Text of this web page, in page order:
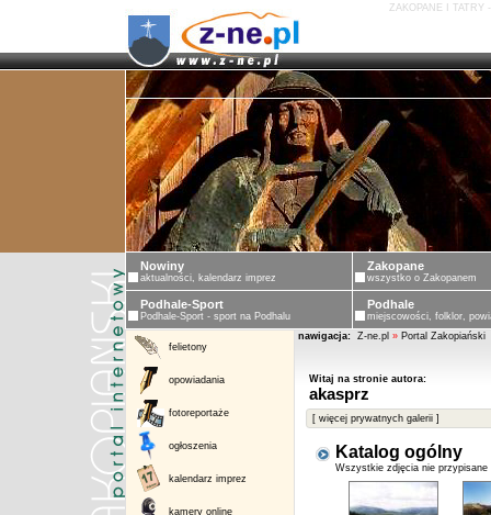
ZAKOPANE I TATRY
Nowiny
aktualności, kalendarz imprez
Zakopane
wszystko o Zakopanem
Podhale-Sport
Podhale-Sport - sport na Podhalu
Podhale
miejscowości, folklor,
felietony
opowiadania
fotoreportaże
ogłoszenia
kalendarz imprez
kamery online
nawigacja: Z-ne.pl » Portal Zakopiański
Witaj na stronie autora:
akasprz
[ więcej prywatnych galerii ]
Katalog ogólny
Wszystkie zdjęcia nie